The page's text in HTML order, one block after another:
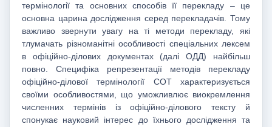
термінології та основних способів її перекладу – це
основна царина дослідження серед перекладачів. Тому
важливо звернути увагу на ті методи перекладу, які
тлумачать різноманітні особливості спеціальних лексем
в офіційно-ділових документах (далі ОДД) найбільш
повно. Специфіка репрезентації методів перекладу
офіційно-ділової термінології СОТ характеризується
своїми особливостями, що уможливлює виокремлення
численних термінів із офіційно-ділового тексту й
спонукає науковий інтерес до їхнього дослідження та